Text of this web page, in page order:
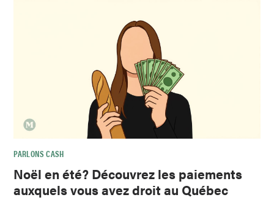
PARLONS CASH
Noël en été? Découvrez les paiements
auxquels vous avez droit au Québec